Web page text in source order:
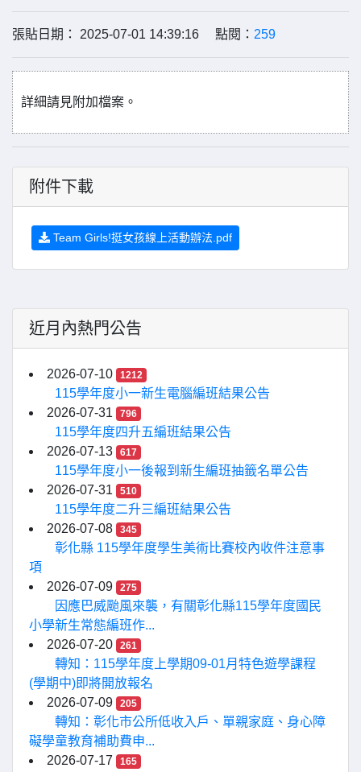
張貼日期： 2025-07-01 14:39:16 點閱： 259
詳細請見附加檔案。
附件下載
Team Girls!挺女孩線上活動辦法.pdf
近月內熱門公告
2026-07-10 1212
115學年度小一新生電腦編班結果公告
2026-07-31
796
115學年度四升五編班結果公告
2026-07-13
617
115學年度小一後報到新生編班抽籤名單公告
2026-07-31
510
115學年度二升三編班結果公告
2026-07-08
345
彰化縣 115學年度學生美術比賽校內收件注意事
項
2026-07-09
275
因應巴威颱風來襲，有關彰化縣115學年度國民
小學新生常態編班作...
2026-07-20
261
轉知：115學年度上學期09-01月特色遊學課程
(學期中)即將開放報名
2026-07-09
205
轉知：彰化市公所低收入戶、單親家庭、身心障
礙學童教育補助費申...
2026-07-17
165